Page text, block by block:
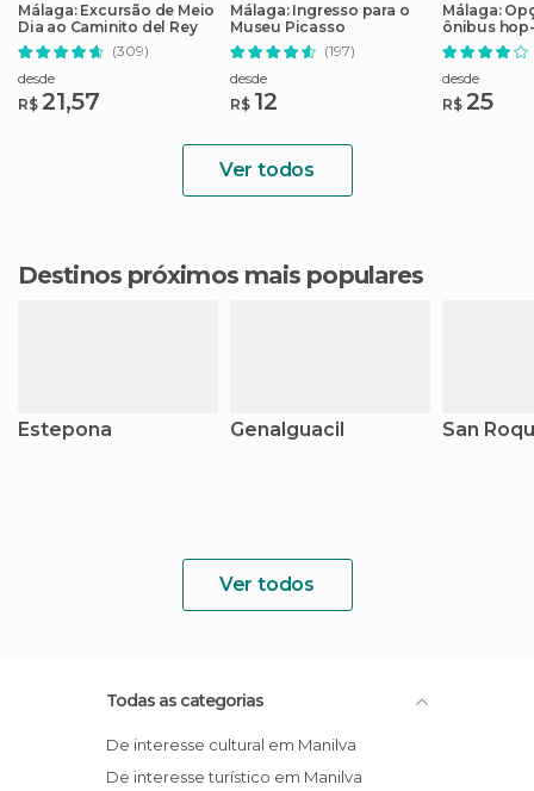
Málaga: Excursão de Meio
Dia ao Caminito del Rey
(309)
desde
R$ 21,57
Málaga: Ingresso para o
Museu Picasso
(197)
desde
R$ 12
Málaga:
ônibus
cartão de
desde
R$ 25
Ver todos
Destinos próximos mais populares
Estepona Genalguacil San
Ver todos
Todas as categorias
De interesse cultural em Manilva
De interesse turístico em Manilva